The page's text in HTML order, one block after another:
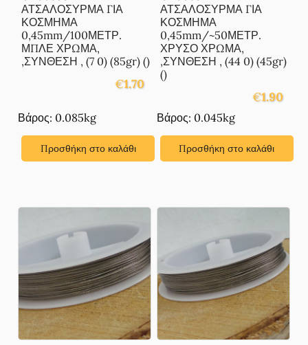
ΑΤΣΑΛΟΣΥΡΜΑ ΓΙΑ
ΚΟΣΜΗΜΑ
0,45mm/100ΜΕΤΡ.
ΜΠΛΕ ΧΡΩΜΑ,
,ΣΥΝΘΕΣΗ , (7 0) (85gr) ()
€1.70
Βάρος: 0.085kg
Προσθήκη στο καλάθι
ΑΤΣΑΛΟΣΥΡΜΑ ΓΙΑ
ΚΟΣΜΗΜΑ
0,45mm/~50ΜΕΤΡ.
ΧΡΥΣΟ ΧΡΩΜΑ,
,ΣΥΝΘΕΣΗ , (44 0) (45gr)
()
€1.90
Βάρος: 0.045kg
Προσθήκη στο καλάθι